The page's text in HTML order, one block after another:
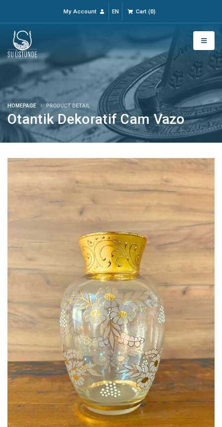
My Account EN Cart (0)
Otantik Dekoratif Cam Vazo
HOMEPAGE PRODUCT DETAIL